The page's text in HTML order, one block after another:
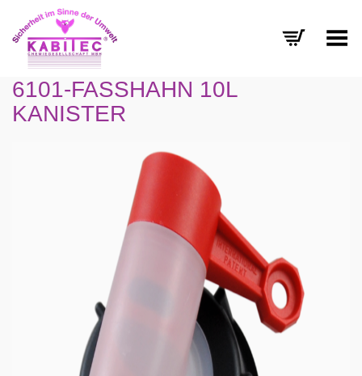
Menü umschalten
6101-FASSHAHN 10L
KANISTER